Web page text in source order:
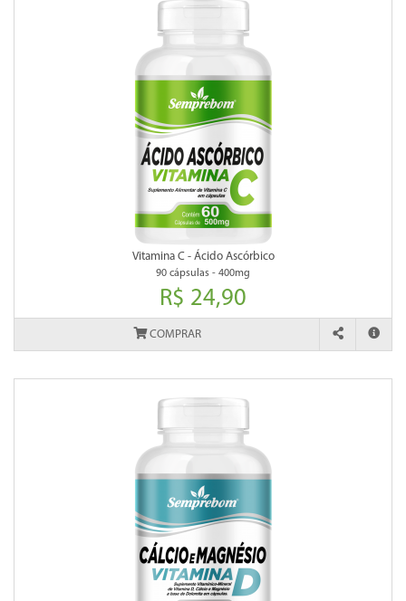
Vitamina C - Ácido Ascórbico
90 cápsulas - 400mg
R$ 24,90
COMPRAR